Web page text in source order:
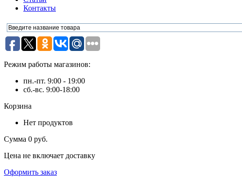
Контакты
Режим работы магазинов:
пн.-пт. 9:00 - 19:00
сб.-вс. 9:00-18:00
Корзина
Нет продуктов
Сумма 0 руб.
Цена не включает доставку
Оформить заказ